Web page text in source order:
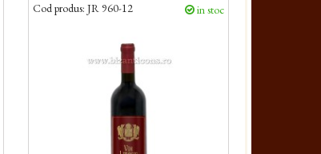
Cod produs: JR 960-12 in stoc